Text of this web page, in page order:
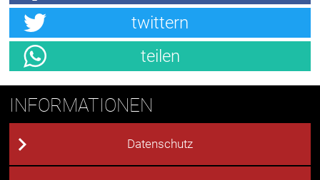
twittern
teilen
INFORMATIONEN
Datenschutz